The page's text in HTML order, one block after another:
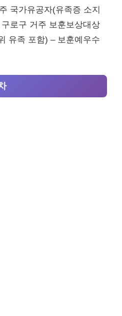
국가유공자(유족증 소지
로구 거주 보훈보상대상
유족 포함) – 보훈예우수